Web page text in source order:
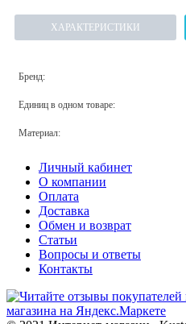
ХАРАКТЕРИСТИКИ
Бренд:
Единиц в одном товаре:
Материал:
Личный кабинет
О компании
Оплата
Доставка
Обмен и возврат
Статьи
Вопросы и ответы
Контакты